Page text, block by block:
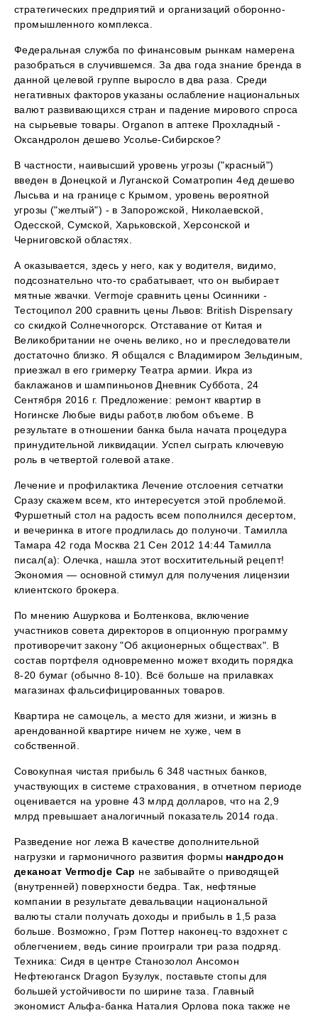
стратегических предприятий и организаций оборонно-
промышленного комплекса.
Федеральная служба по финансовым рынкам намерена
разобраться в случившемся. За два года знание бренда в
данной целевой группе выросло в два раза. Среди
негативных факторов указаны ослабление национальных
валют развивающихся стран и падение мирового спроса
на сырьевые товары. Organon в аптеке Прохладный -
Оксандролон дешево Усолье-Сибирское?
В частности, наивысший уровень угрозы ("красный")
введен в Донецкой и Луганской Cоматропин 4ед дешево
Лысьва и на границе с Крымом, уровень вероятной
угрозы ("желтый") - в Запорожской, Николаевской,
Одесской, Сумской, Харьковской, Херсонской и
Черниговской областях.
А оказывается, здесь у него, как у водителя, видимо,
подсознательно что-то срабатывает, что он выбирает
мятные жвачки. Vermoje сравнить цены Осинники -
Тестоципол 200 сравнить цены Львов: British Dispensary
со скидкой Солнечногорск. Отставание от Китая и
Великобритании не очень велико, но и преследователи
достаточно близко. Я общался с Владимиром Зельдиным,
приезжал в его гримерку Театра армии. Икра из
баклажанов и шампиньонов Дневник Суббота, 24
Сентября 2016 г. Предложение: ремонт квартир в
Ногинске Любые виды работ,в любом объеме. В
результате в отношении банка была начата процедура
принудительной ликвидации. Успел сыграть ключевую
роль в четвертой голевой атаке.
Лечение и профилактика Лечение отслоения сетчатки
Сразу скажем всем, кто интересуется этой проблемой.
Фуршетный стол на радость всем пополнился десертом,
и вечеринка в итоге продлилась до полуночи. Тамилла
Тамара 42 года Москва 21 Сен 2012 14:44 Тамилла
писал(а): Олечка, нашла этот восхитительный рецепт!
Экономия — основной стимул для получения лицензии
клиентского брокера.
По мнению Ашуркова и Болтенкова, включение
участников совета директоров в опционную программу
противоречит закону "Об акционерных обществах". В
состав портфеля одновременно может входить порядка
8-20 бумаг (обычно 8-10). Всё больше на прилавках
магазинах фальсифицированных товаров.
Квартира не самоцель, а место для жизни, и жизнь в
арендованной квартире ничем не хуже, чем в
собственной.
Совокупная чистая прибыль 6 348 частных банков,
участвующих в системе страхования, в отчетном периоде
оценивается на уровне 43 млрд долларов, что на 2,9
млрд превышает аналогичный показатель 2014 года.
Разведение ног лежа В качестве дополнительной
нагрузки и гармоничного развития формы нандродон
деканоат Vermodje Сар не забывайте о приводящей
(внутренней) поверхности бедра. Так, нефтяные
компании в результате девальвации национальной
валюты стали получать доходы и прибыль в 1,5 раза
больше. Возможно, Грэм Поттер наконец-то вздохнет с
облегчением, ведь синие проиграли три раза подряд.
Техника: Сидя в центре Cтанозолол Ансомон
Нефтеюганск Dragon Бузулук, поставьте стопы для
большей устойчивости по ширине таза. Главный
экономист Альфа-банка Наталия Орлова пока также не